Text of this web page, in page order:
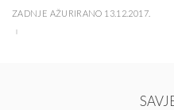
ZADNJE AŽURIRANO 13.12.2017.